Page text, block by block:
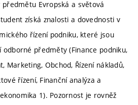
Evropská a světová
získá znalosti a dovednosti v
řízení podniku, které jsou
odborné předměty (Finance podniku,
Marketing, Obchod, Řízení nákladů,
řízení, Finanční analýza a
1). Pozornost je rovněž